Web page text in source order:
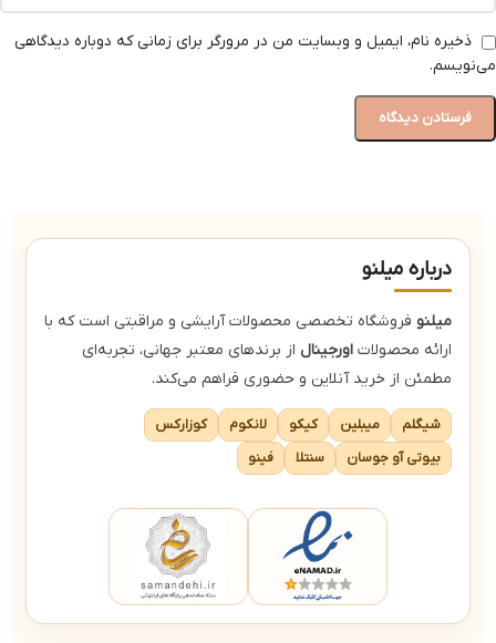
ذخیره نام، ایمیل و وبسایت من در مرورگر برای زمانی که دوباره دیدگاهی
می‌نویسم.
درباره میلنو
میلنو فروشگاه تخصصی محصولات آرایشی و مراقبتی است که با
ارائه محصولات اورجینال از برندهای معتبر جهانی، تجربه‌ای
مطمئن از خرید آنلاین و حضوری فراهم می‌کند.
شیگلم میبلین کیکو لانکوم
کوزارکس
بیوتی آو جوسان
سنتلا فینو